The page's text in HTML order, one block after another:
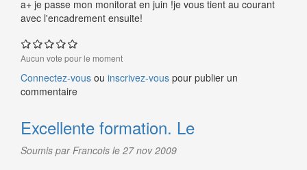
a+ je passe mon monitorat en juin !je vous tient au courant
avec l'encadrement ensuite!
Aucun vote pour le moment
Connectez-vous ou inscrivez-vous pour publier un
commentaire
Excellente formation. Le
Soumis par Francois le 27 nov 2009